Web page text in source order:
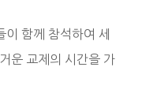
함께 참석하여 세
운 교제의 시간을 가